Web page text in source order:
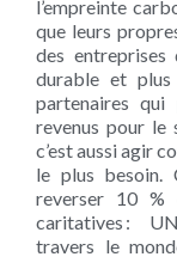
l’empreinte
que leurs
des entreprises
durable et plus
partenaires
revenus pour le
c’est aussi agir
le plus besoin.
reverser 10 %
caritatives :
travers le